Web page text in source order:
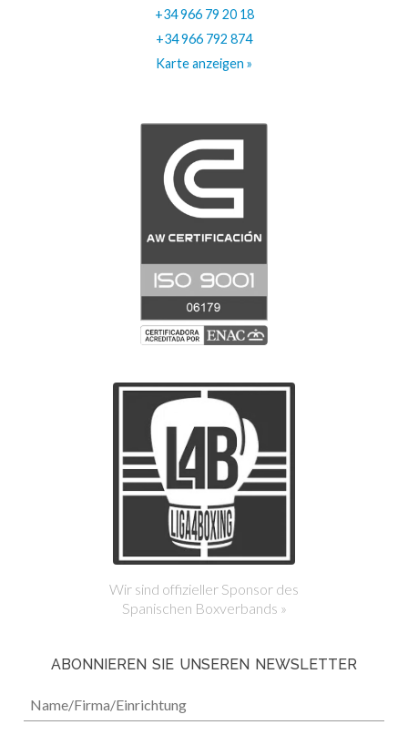
+34 966 79 20 18
+34 966 792 874
Karte anzeigen »
Wir sind offizieller Sponsor des
Spanischen Boxverbands »
ABONNIEREN SIE UNSEREN NEWSLETTER